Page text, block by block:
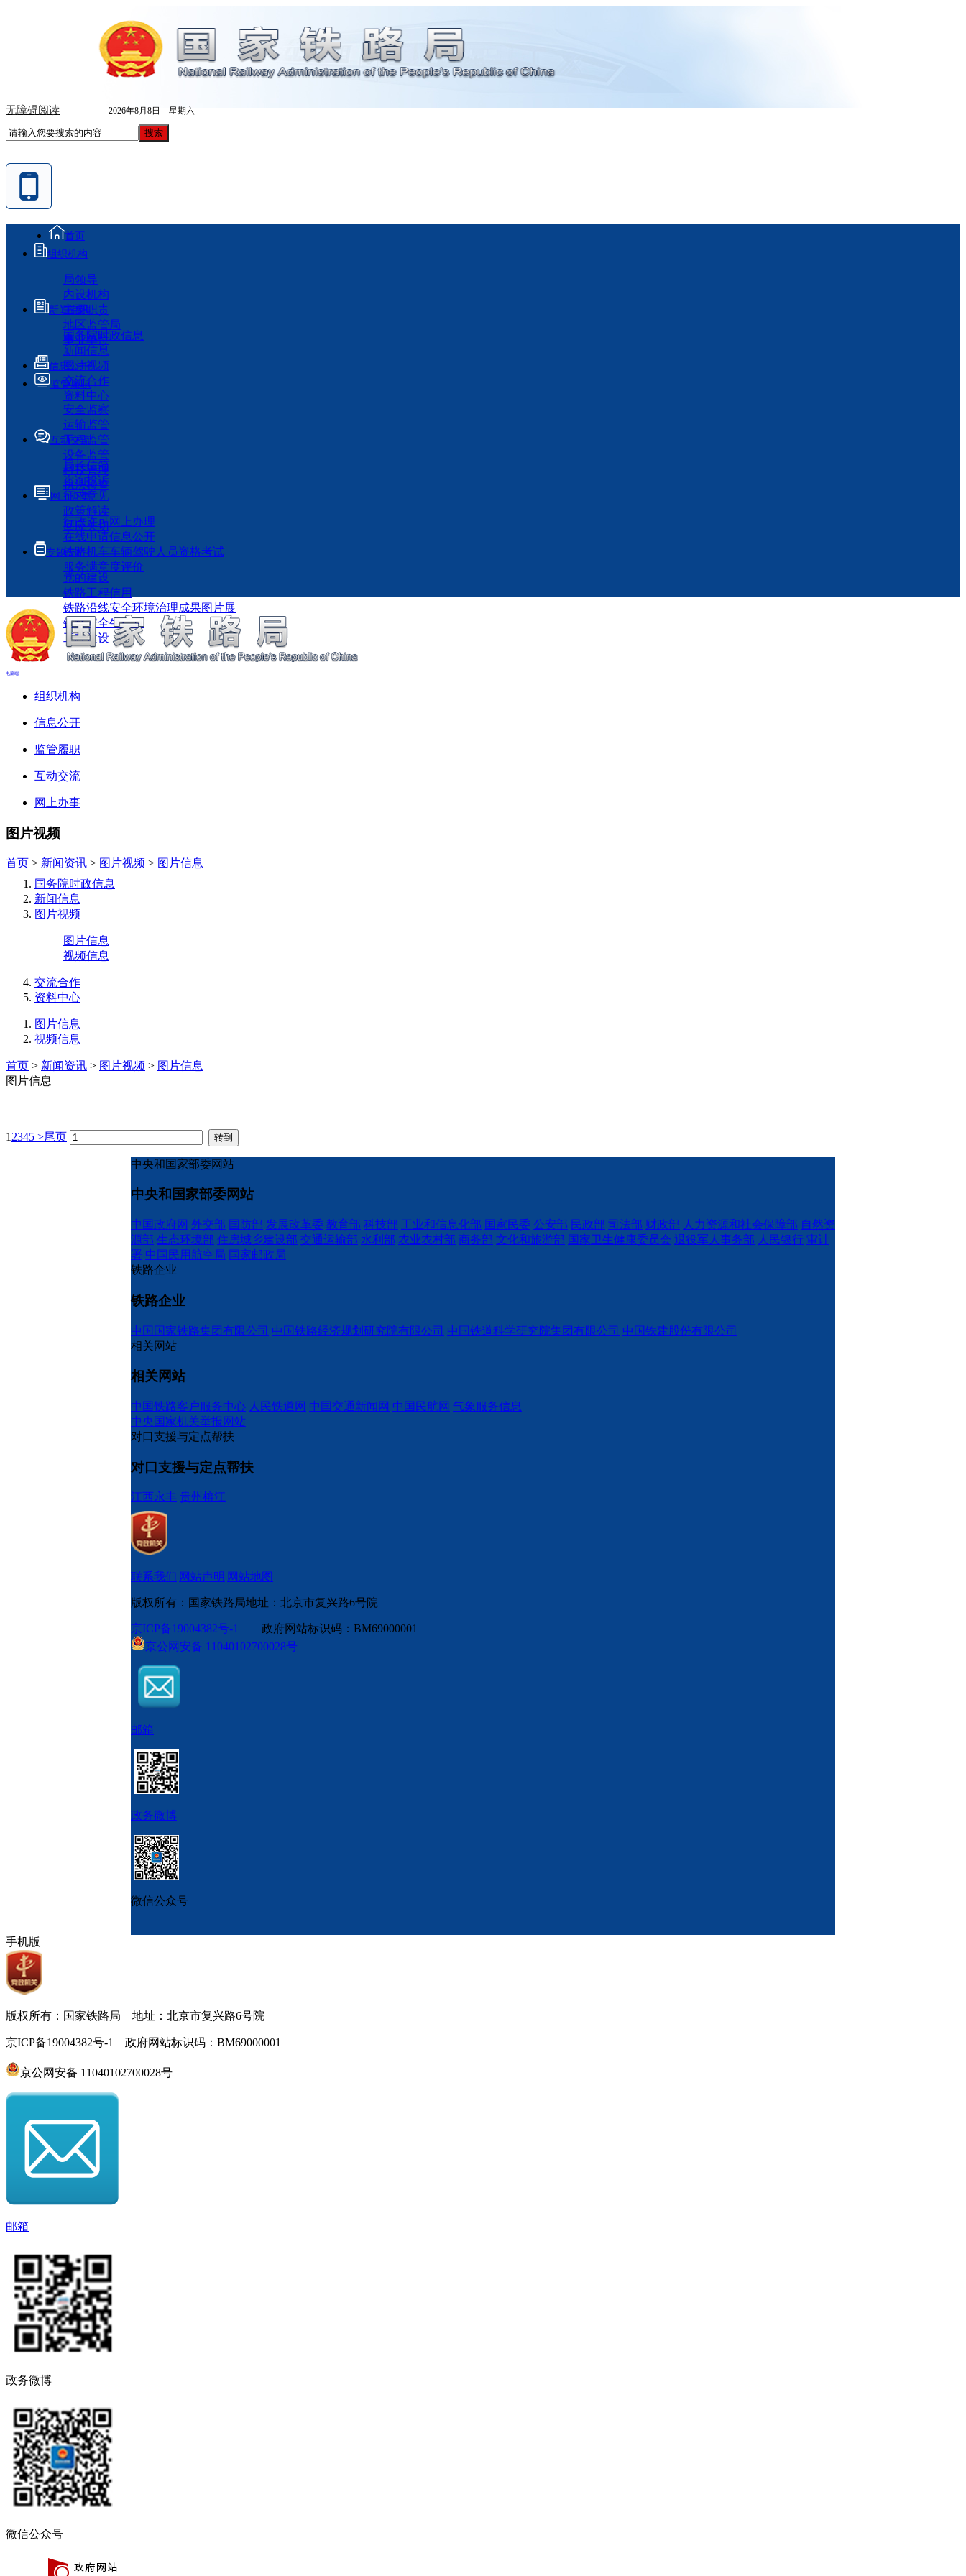
无障碍阅读 2026年8月8日 星期六
首页
组织机构
局领导
内设机构
主要职责
地区监管局
事业单位
新闻资讯
国务院时政信息
新闻信息
图片视频
交流合作
资料中心
信息公开
监管履职
安全监察
运输监管
工程监管
设备监管
科技管理
执法检查
互动交流
局长信箱
咨询投诉
征求意见
政策解读
回应关切
网上办事
行政许可网上办理
在线申请信息公开
铁路机车车辆驾驶人员资格考试
服务满意度评价
专题专栏
党的建设
铁路工程信用
铁路沿线安全环境治理成果图片展
铁路安全生产月
工程建设
电脑端
组织机构
信息公开
监管履职
互动交流
网上办事
图片视频
首页 > 新闻资讯 > 图片视频 > 图片信息
国务院时政信息
新闻信息
图片视频
图片信息
视频信息
交流合作
资料中心
图片信息
视频信息
首页 > 新闻资讯 > 图片视频 > 图片信息
图片信息
1 2345 >尾页
中央和国家部委网站
中央和国家部委网站
中国政府网 外交部 国防部 发展改革委 教育部 科技部 工业和信息化部 国家民委 公安部 民政部 司法部 财政部 人力资源和社会保障部 自然资
源部 生态环境部 住房城乡建设部 交通运输部 水利部 农业农村部 商务部 文化和旅游部 国家卫生健康委员会 退役军人事务部 人民银行 审计
署 中国民用航空局 国家邮政局
铁路企业
铁路企业
中国国家铁路集团有限公司 中国铁路经济规划研究院有限公司 中国铁道科学研究院集团有限公司 中国铁建股份有限公司
相关网站
相关网站
中国铁路客户服务中心 人民铁道网 中国交通新闻网 中国民航网 气象服务信息
中央国家机关举报网站
对口支援与定点帮扶
对口支援与定点帮扶
江西永丰 贵州榕江
联系我们 网站声明 网站地图
版权所有：国家铁路局地址：北京市复兴路6号院
京ICP备19004382号-1 政府网站标识码：BM69000001
京公网安备 11040102700028号
邮箱
政务微博
微信公众号
手机版
版权所有：国家铁路局 地址：北京市复兴路6号院
京ICP备19004382号-1 政府网站标识码：BM69000001
京公网安备 11040102700028号
邮箱
政务微博
微信公众号